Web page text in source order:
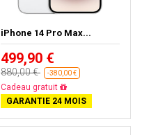
iPhone 14 Pro Max...
499,90 €
880,00 € -380,00 €
Cadeau gratuit
GARANTIE 24 MOIS